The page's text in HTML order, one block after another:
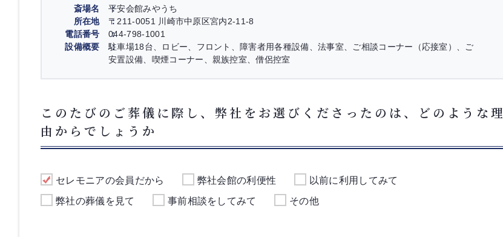
斎場名
平安会館みやうち
所在地
〒211-0051 川崎市中原区宮内2-11-8
電話番号
044-798-1001
設備概要
駐車場18台、ロビー、フロント、障害者用各種設備、法事室、ご相談コーナー（応接室）、ご
安置設備、喫煙コーナー、親族控室、僧侶控室
このたびのご葬儀に際し、弊社をお選びくださったのは、どのような理
由からでしょうか
セレモニアの会員だから 弊社会館の利便性
以前に利用してみて
弊社の葬儀を見て
事前相談をしてみて その他